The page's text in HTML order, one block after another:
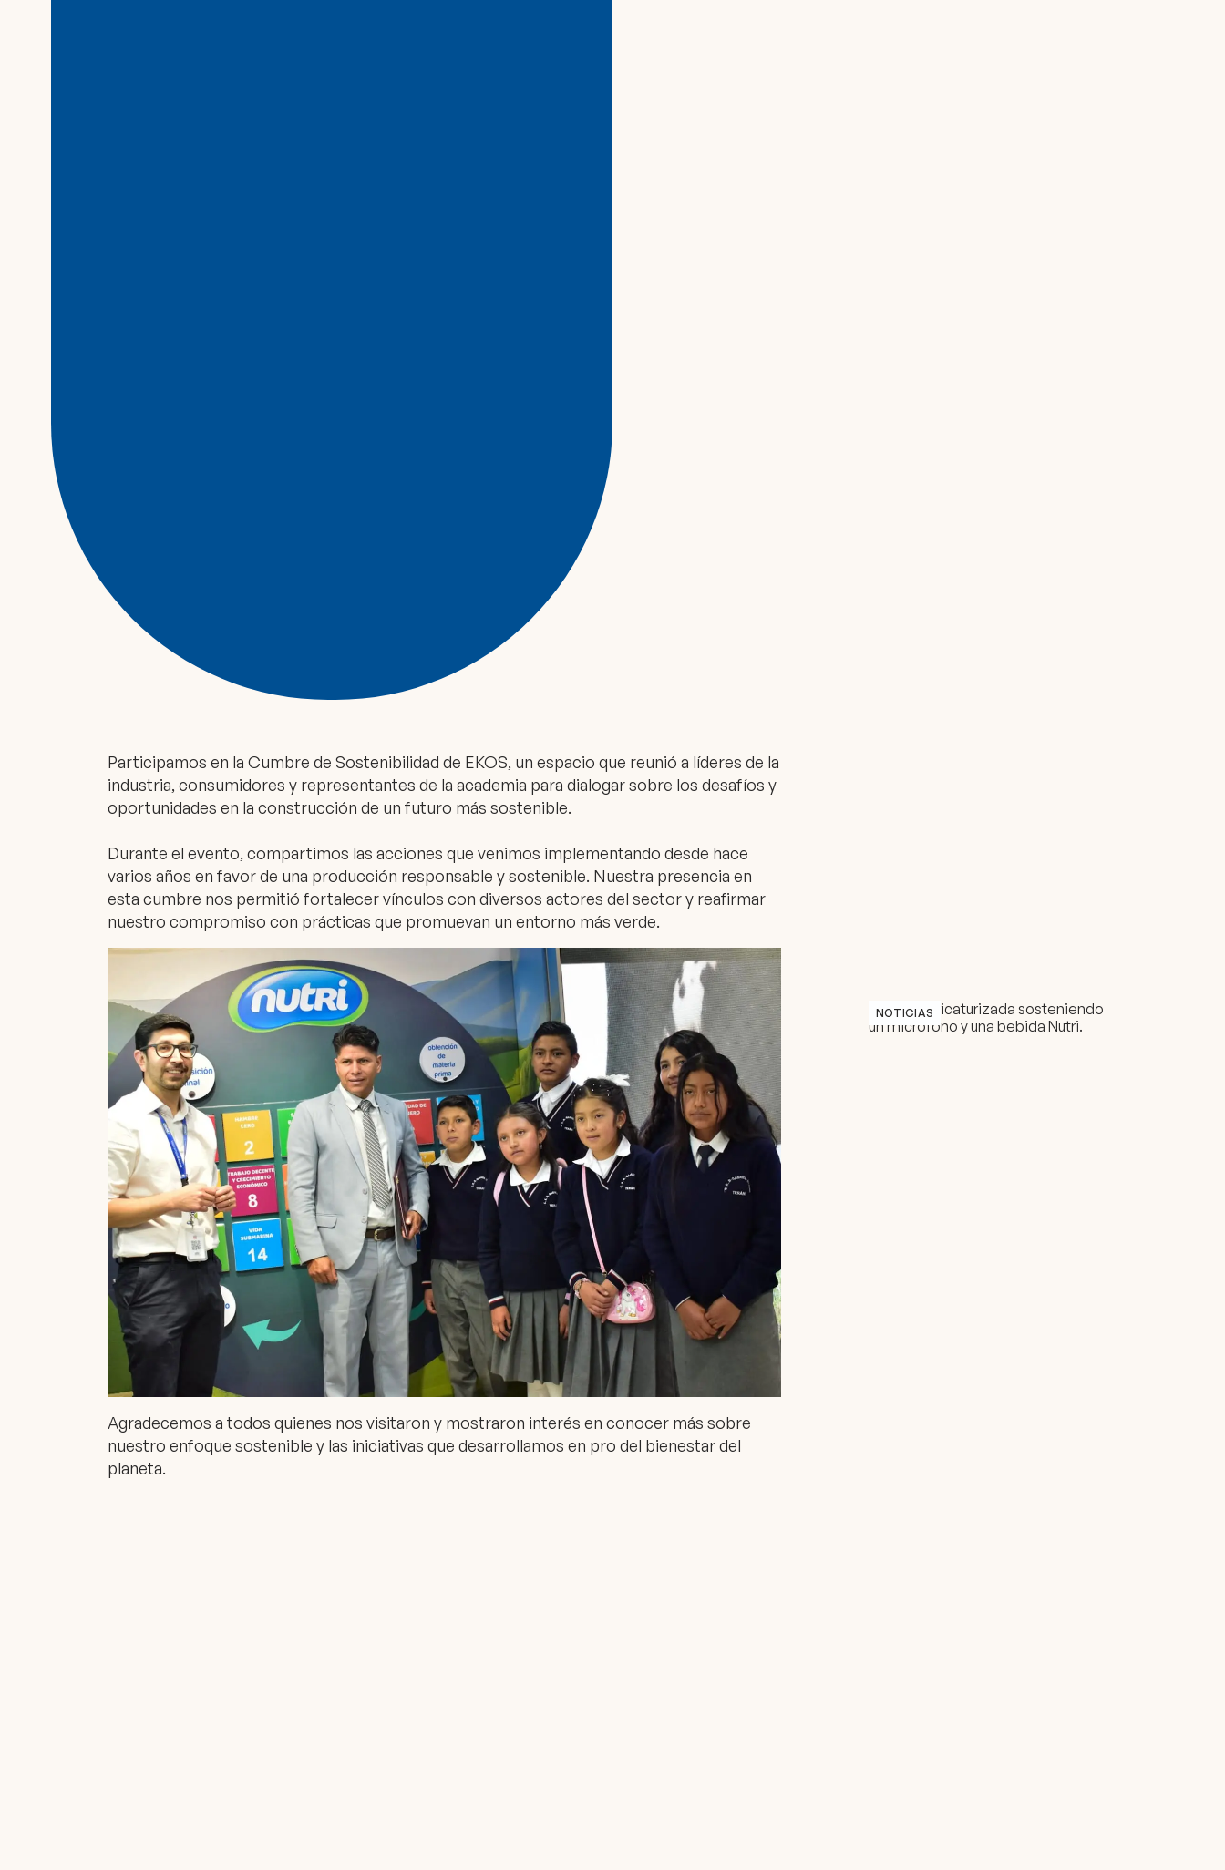
Participamos en la Cumbre de Sostenibilidad de EKOS, un espacio que reunió a líderes de la
industria, consumidores y representantes de la academia para dialogar sobre los desafíos y
oportunidades en la construcción de un futuro más sostenible.
Durante el evento, compartimos las acciones que venimos implementando desde hace
varios años en favor de una producción responsable y sostenible. Nuestra presencia en
esta cumbre nos permitió fortalecer vínculos con diversos actores del sector y reafirmar
nuestro compromiso con prácticas que promuevan un entorno más verde.
Agradecemos a todos quienes nos visitaron y mostraron interés en conocer más sobre
nuestro enfoque sostenible y las iniciativas que desarrollamos en pro del bienestar del
planeta.
NOTICIAS